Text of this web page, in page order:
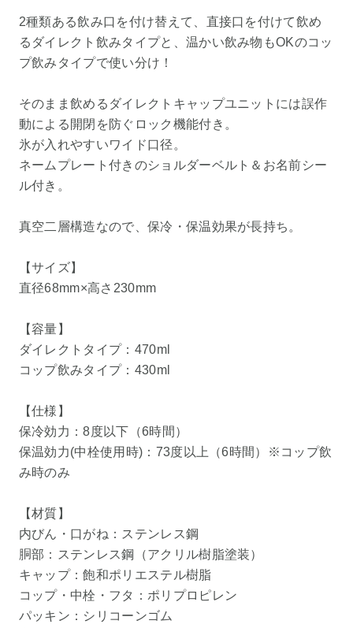
2種類ある飲み口を付け替えて、直接口を付けて飲め
るダイレクト飲みタイプと、温かい飲み物もOKのコッ
プ飲みタイプで使い分け！
そのまま飲めるダイレクトキャップユニットには誤作
動による開閉を防ぐロック機能付き。
氷が入れやすいワイド口径。
ネームプレート付きのショルダーベルト＆お名前シー
ル付き。
真空二層構造なので、保冷・保温効果が長持ち。
【サイズ】
直径68mm×高さ230mm
【容量】
ダイレクトタイプ：470ml
コップ飲みタイプ：430ml
【仕様】
保冷効力：8度以下（6時間）
保温効力(中栓使用時)：73度以上（6時間）※コップ飲
み時のみ
【材質】
内びん・口がね：ステンレス鋼
胴部：ステンレス鋼（アクリル樹脂塗装）
キャップ：飽和ポリエステル樹脂
コップ・中栓・フタ：ポリプロピレン
パッキン：シリコーンゴム